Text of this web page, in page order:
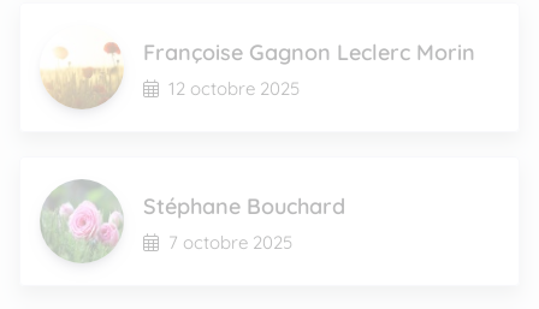
Françoise Gagnon Leclerc Morin
12 octobre 2025
Stéphane Bouchard
7 octobre 2025